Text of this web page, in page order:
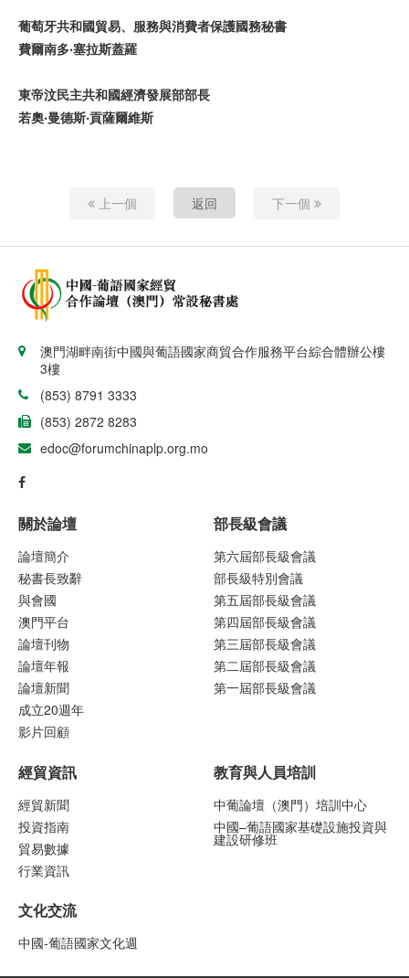
葡萄牙共和國貿易、服務與消費者保護國務秘書
費爾南多‧塞拉斯蓋羅
東帝汶民主共和國經濟發展部部長
若奧‧曼德斯‧貢薩爾維斯
上一個 返回 下一個
澳門湖畔南街中國與葡語國家商貿合作服務平台綜合體辦公樓
3樓
(853) 8791 3333
(853) 2872 8283
edoc@forumchinaplp.org.mo
關於論壇
論壇簡介
秘書長致辭
與會國
澳門平台
論壇刊物
論壇年報
論壇新聞
成立20週年
影片回顧
部長級會議
第六屆部長級會議
部長級特別會議
第五屆部長級會議
第四屆部長級會議
第三屆部長級會議
第二屆部長級會議
第一屆部長級會議
經貿資訊
經貿新聞
投資指南
貿易數據
行業資訊
文化交流
中國-葡語國家文化週
教育與人員培訓
中葡論壇（澳門）培訓中心
中國–葡語國家基礎設施投資與
建設研修班